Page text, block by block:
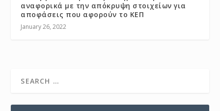
αναφορικά με την απόκρυψη στοιχείων για
αποφάσεις που αφορούν το ΚΕΠ
January 26, 2022